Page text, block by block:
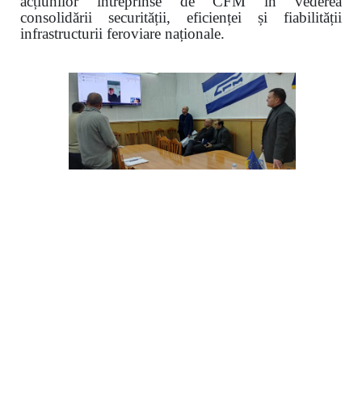
consolidării securității, eficienței și fiabilității
infrastructurii feroviare naționale.